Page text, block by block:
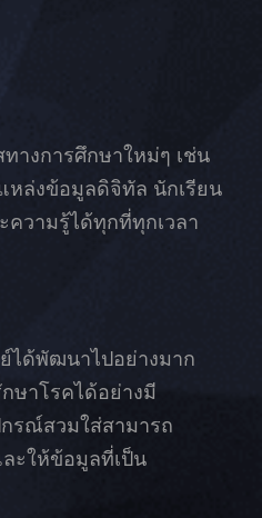
างการศึกษาใหม่ๆ เช่น
หล่งข้อมูลดิจิทัล นักเรียน
ความรู้ได้ทุกที่ทุกเวลา
ได้พัฒนาไปอย่างมาก
ษาโรคได้อย่างมี
รณ์สวมใส่สามารถ
ะให้ข้อมูลที่เป็น